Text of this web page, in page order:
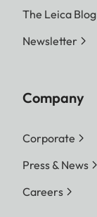
The Leica Blog
Newsletter
Company
Corporate
Press & News
Careers